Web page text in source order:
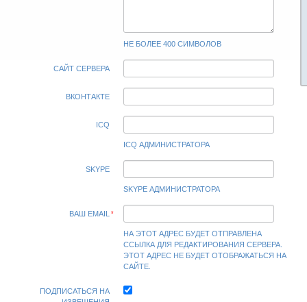
НЕ БОЛЕЕ 400 СИМВОЛОВ
САЙТ СЕРВЕРА
ВКОНТАКТЕ
ICQ
ICQ АДМИНИСТРАТОРА
SKYPE
SKYPE АДМИНИСТРАТОРА
ВАШ EMAIL
НА ЭТОТ АДРЕС БУДЕТ ОТПРАВЛЕНА
ССЫЛКА ДЛЯ РЕДАКТИРОВАНИЯ СЕРВЕРА.
ЭТОТ АДРЕС НЕ БУДЕТ ОТОБРАЖАТЬСЯ НА
САЙТЕ.
ПОДПИСАТЬСЯ НА